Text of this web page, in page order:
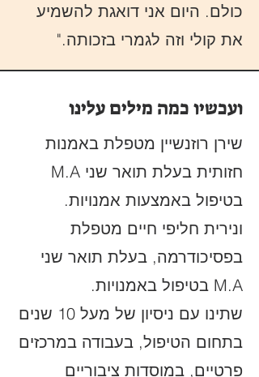
כולם. היום אני דואגת להשמיע
את קולי וזה לגמרי בזכותה."
ועכשיו כמה מילים עלינו
שירן רוזנשיין מטפלת באמנות
חזותית בעלת תואר שני M.A
בטיפול באמצעות אמנויות.
ונירית חליפי חיים מטפלת
בפסיכודרמה, בעלת תואר שני
M.A בטיפול באמנויות.
שתינו עם ניסיון של מעל 10 שנים
בתחום הטיפול, בעבודה במרכזים
פרטיים, במוסדות ציבוריים